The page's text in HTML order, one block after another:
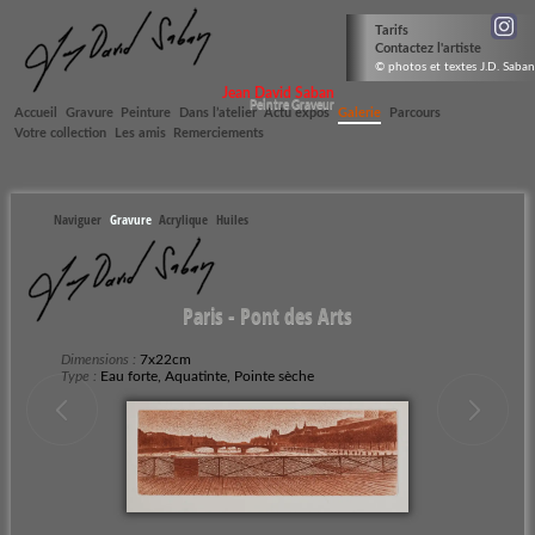
Jean David Saban
Peintre Graveur
Accueil Gravure Peinture Dans l’atelier Actu expos Galerie
Parcours
Votre collection
Les amis Remerciements
Tarifs
Contactez l'artiste
© photos et textes J.D. Saban
Naviguer Gravure Acrylique Huiles
Paris - Pont des Arts
Dimensions : 7x22cm
Type : Eau forte, Aquatinte, Pointe sèche